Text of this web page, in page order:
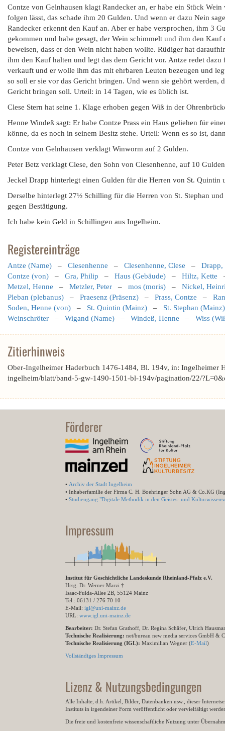
Contze von Gelnhausen klagt Randecker an, er habe ein Stück
folgen lässt, das schade ihm 20 Gulden. Und wenn er dazu Nein
Randecker erkennt den Kauf an. Aber er habe versprochen, ihm 3
gekommen und habe gesagt, der Wein schimmelt und ihm den
beweisen, dass er den Wein nicht haben wollte. Rüdiger hat
ihm den Kauf halten und legt das dem Gericht vor. Antze redet
verkauft und er wolle ihm das mit ehrbaren Leuten bezeugen und
so soll er sie vor das Gericht bringen. Und wenn sie gehört werden,
Gericht bringen soll. Urteil: in 14 Tagen, wie es üblich ist.
Clese Stern hat seine 1. Klage erhoben gegen Wiß in der
Henne Windeß sagt: Er habe Contze Prass ein Haus geliehen für
könne, da es noch in seinem Besitz stehe. Urteil: Wenn es so ist,
Contze von Gelnhausen verklagt Winworm auf 2 Gulden.
Peter Betz verklagt Clese, den Sohn von Clesenhenne, auf 10
Jeckel Drapp hinterlegt einen Gulden für die Herren von St. Quintin
Derselbe hinterlegt 27½ Schilling für die Herren von St. Stephan
gegen Bestätigung.
Ich habe kein Geld in Schillingen aus Ingelheim.
Registereinträge
Antze (Name) – Clesenhenne – Clesenhenne, Clese – Drapp,
Contze (von) – Gra, Philip – Haus (Gebäude) – Hiltz, Kette
Metzel, Henne – Metzler, Peter – mos (moris) – Nickel,
Pleban (plebanus) – Praesenz (Präsenz) – Prass, Contze –
Soden, Henne (von) – St. Quintin (Mainz) – St. Stephan (Mainz)
Weinschröter – Wigand (Name) – Windeß, Henne – Wiss
Zitierhinweis
Ober-Ingelheimer Haderbuch 1476-1484, Bl. 194v, in: Ingelheimer
ingelheim/blatt/band-5-gw-1490-1501-bl-194v/pagination/22/
Förderer
• Archiv der Stadt Ingelheim
• Inhaberfamilie der Firma C. H. Boehringer Sohn AG & Co.KG
• Studiengang "Digitale Methodik in den Geistes- und
Impressum
Institut für Geschichtliche Landeskunde Rheinland-Pfalz e.V.
Hrsg. Dr. Werner Marzi †
Isaac-Fulda-Allee 2B, 55124 Mainz
Tel.: 06131 / 276 70 10
E-Mail: igl@uni-mainz.de
URL: www.igl.uni-mainz.de
Bearbeiter: Dr. Stefan Grathoff, Dr. Regina Schäfer, Ulrich
Technische Realisierung: net/bureau new media services GmbH &
Technische Realisierung (IGL): Maximilian Wegner (E-Mail)
Vollständiges Impressum
Lizenz & Nutzungsbedingungen
Alle Inhalte, d.h. Artikel, Bilder, Datenbanken usw., dieser
Instituts in irgendeiner Form veröffentlicht oder vervielfältigt
Die freie und kostenfreie wissenschaftliche Nutzung unter